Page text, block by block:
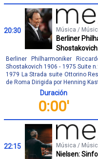
20:30 Música /
Berliner
Berliner Philharmoniker
Shostakovich 1906 - 1975 Suite
1979 La Strada suite Ottorino
de Roma Dirigida por Henning
Duración
0:00'
22:15 Música /
Nielsen: